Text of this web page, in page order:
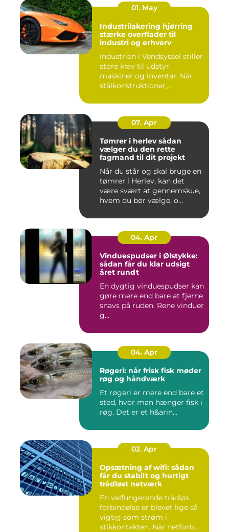
01. May
Industrilakering hjørring
stærke overflader til
industri og erhverv
Industrien i Vendsyssel stiller
store krav til udstyr,
maskiner og inventar. Når
stålkonstruktioner,...
07. Apr
Tømrer i herlev sådan
vælger du den rette
fagmand til dit projekt
Når du står og skal bruge en
tømrer i Herlev, kan det
være svært at gennemskue,
hvem du bør vælge, o...
04. Apr
Vinduespudser i Ølstykke:
sådan får du klar udsigt
året rundt
En dygtig vinduespudser kan
gøre mere end bare at fjerne
snavs på ruden. Rene vinduer
g...
04. Apr
Røgeri: når frisk fisk møder
røg og håndværk
Et røgeri er mere end bare et
sted, hvor man hænger fisk i
røg. Det er et h&arin...
02. Apr
Opsætning af wifi: sådan
får du stabilt og hurtigt
trådløst netværk
En velfungerende trådløs
forbindelse er blevet lige så
vigtig som strøm i
stikkontakten. Når netforb...